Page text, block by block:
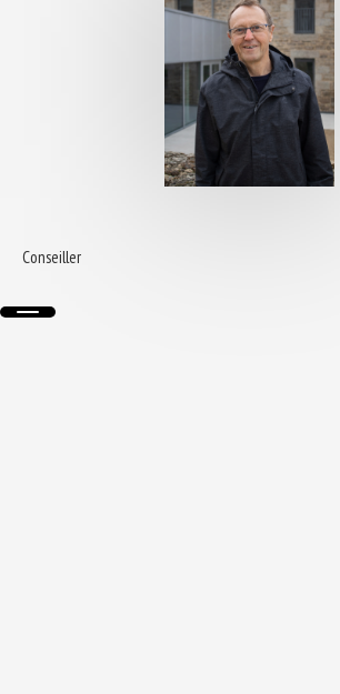
Conseiller